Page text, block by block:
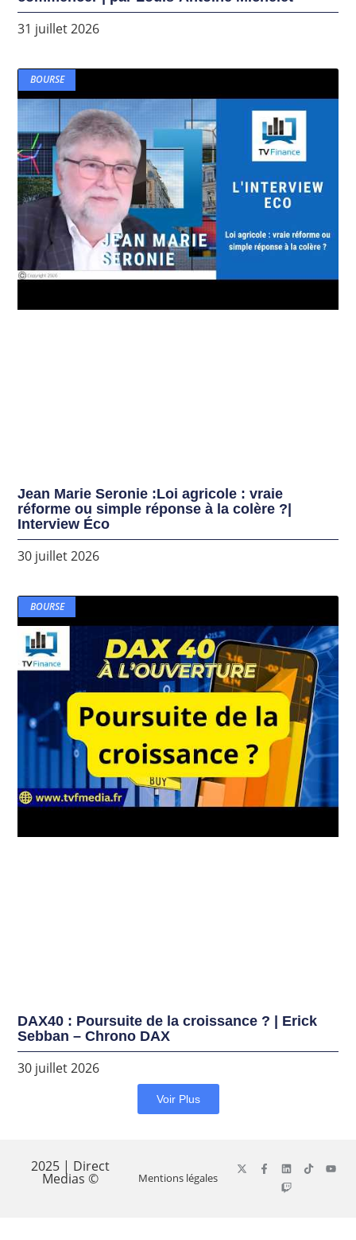
31 juillet 2026
BOURSE
Jean Marie Seronie :Loi agricole : vraie
réforme ou simple réponse à la colère ?|
Interview Éco
30 juillet 2026
BOURSE
DAX40 : Poursuite de la croissance ? | Erick
Sebban – Chrono DAX
30 juillet 2026
Voir Plus
2025 | Direct
Medias © Mentions légales